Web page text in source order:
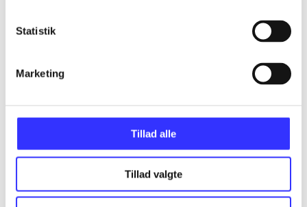
Statistik
Marketing
Tillad alle
Tillad valgte
...
...